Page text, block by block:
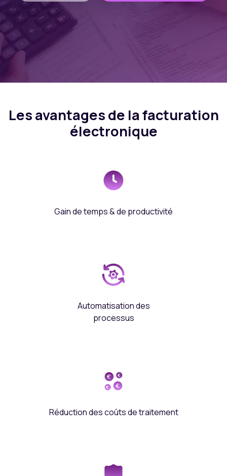
Les avantages de la facturation
électronique
Gain de temps & de productivité
Automatisation des
processus
Réduction des coûts de traitement